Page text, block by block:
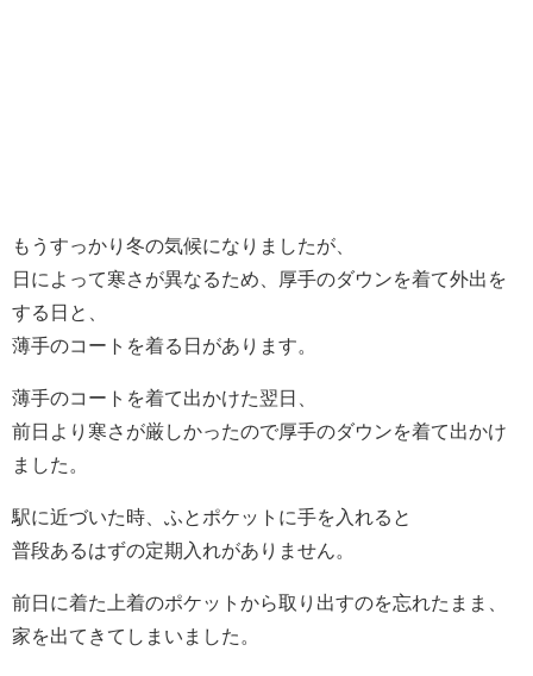
もうすっかり冬の気候になりましたが、
日によって寒さが異なるため、厚手のダウンを着て外出を
する日と、
薄手のコートを着る日があります。
薄手のコートを着て出かけた翌日、
前日より寒さが厳しかったので厚手のダウンを着て出かけ
ました。
駅に近づいた時、ふとポケットに手を入れると
普段あるはずの定期入れがありません。
前日に着た上着のポケットから取り出すのを忘れたまま、
家を出てきてしまいました。